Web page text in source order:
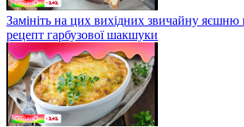
Замініть на цих вихідних звичайну яєшню
рецепт гарбузової шакшуки